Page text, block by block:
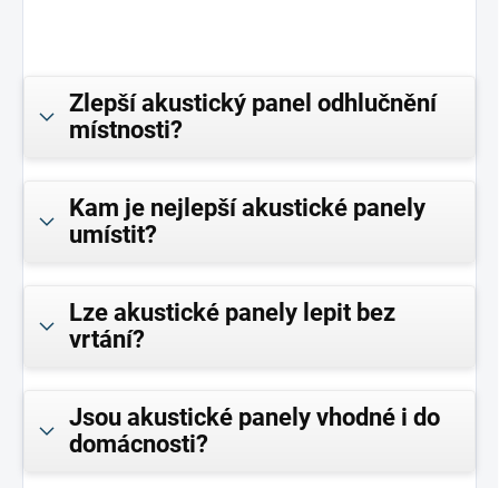
Zlepší akustický panel odhlučnění
místnosti?
Kam je nejlepší akustické panely
umístit?
Lze akustické panely lepit bez
vrtání?
Jsou akustické panely vhodné i do
domácnosti?